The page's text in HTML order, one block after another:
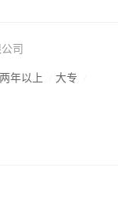
司
两年以上 大专